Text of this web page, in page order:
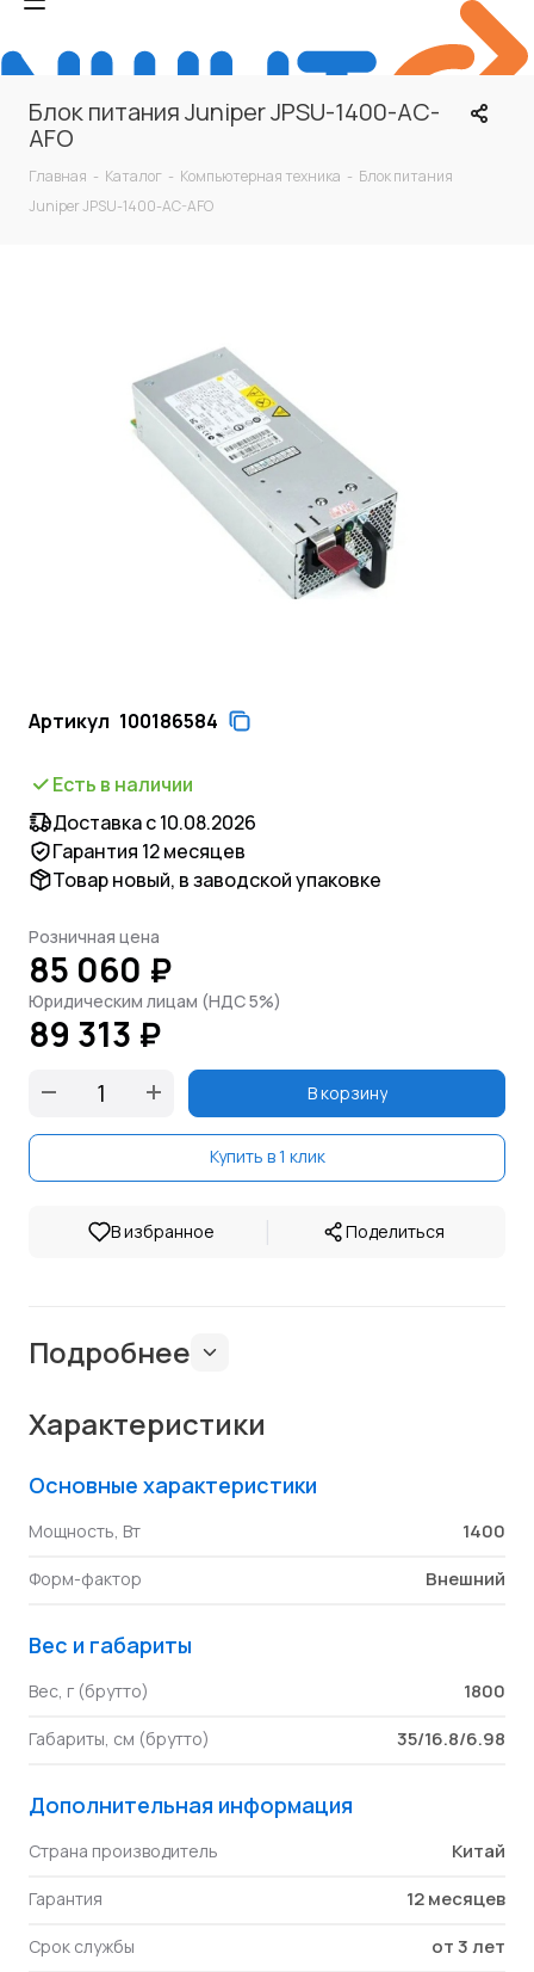
Блок питания Juniper JPSU-1400-AC-
AFO
Главная - Каталог - Компьютерная техника - Блок питания
Juniper JPSU-1400-AC-AFO
Артикул 100186584
Есть в наличии
Доставка с 10.08.2026
Гарантия 12 месяцев
Товар новый, в заводской упаковке
Розничная цена
85 060 ₽
Юридическим лицам (НДС 5%)
89 313 ₽
В корзину
Купить в 1 клик
В избранное | Поделиться
Подробнее
Характеристики
Основные характеристики
Мощность, Вт 1400
Форм-фактор Внешний
Вес и габариты
Вес, г (брутто) 1800
Габариты, см (брутто) 35/16.8/6.98
Дополнительная информация
Страна производитель Китай
Гарантия 12 месяцев
Срок службы от 3 лет